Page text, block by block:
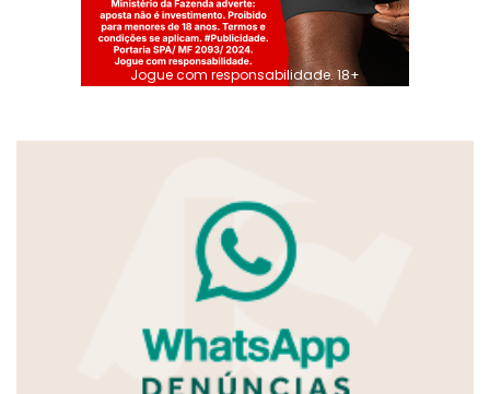
Jogue com responsabilidade. 18+